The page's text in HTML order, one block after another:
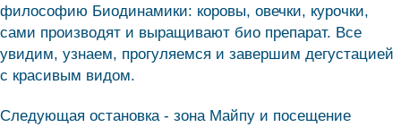
философию Биодинамики: коровы, овечки, курочки,
сами производят и выращивают био препарат. Все
увидим, узнаем, прогуляемся и завершим дегустацией
с красивым видом.
Следующая остановка - зона Майпу и посещение